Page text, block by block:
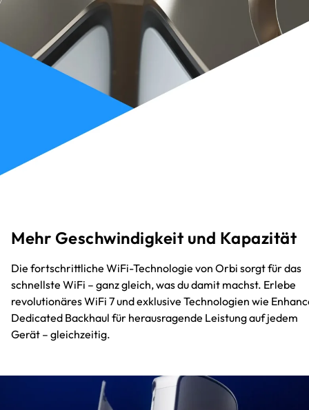
Mehr Geschwindigkeit und Kapazität
Die fortschrittliche WiFi-Technologie von Orbi sorgt für das
schnellste WiFi – ganz gleich, was du damit machst. Erlebe
revolutionäres WiFi 7 und exklusive Technologien wie
Dedicated Backhaul für herausragende Leistung auf jedem
Gerät – gleichzeitig.